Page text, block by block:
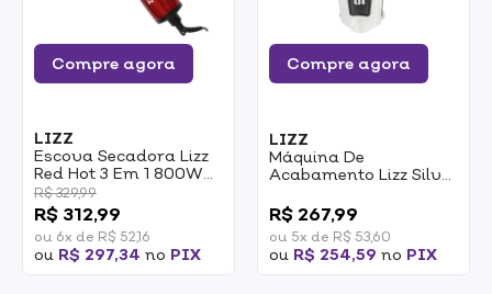
Compre agora
LIZZ
Escova Secadora Lizz
Red Hot 3 Em 1 800W
Bivolt
R$ 329,99
R$ 312,99
ou 6x de R$ 52,16
ou R$ 297,34 no PIX
Compre agora
LIZZ
Máquina De
Acabamento Lizz Silver
R$ 267,99
ou 5x de R$ 53,60
ou R$ 254,59 no PIX